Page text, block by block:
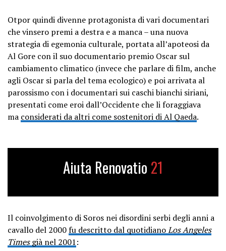
Otpor quindi divenne protagonista di vari documentari
che vinsero premi a destra e a manca – una nuova
strategia di egemonia culturale, portata all’apoteosi da
Al Gore con il suo documentario premio Oscar sul
cambiamento climatico (invece che parlare di film, anche
agli Oscar si parla del tema ecologico) e poi arrivata al
parossismo con i documentari sui caschi bianchi siriani,
presentati come eroi dall’Occidente che li foraggiava
ma considerati da altri come sostenitori di Al Qaeda.
Aiuta Renovatio 21
Il coinvolgimento di Soros nei disordini serbi degli anni a
cavallo del 2000fu descritto dal quotidianoLos Angeles
Timesgià nel 2001: